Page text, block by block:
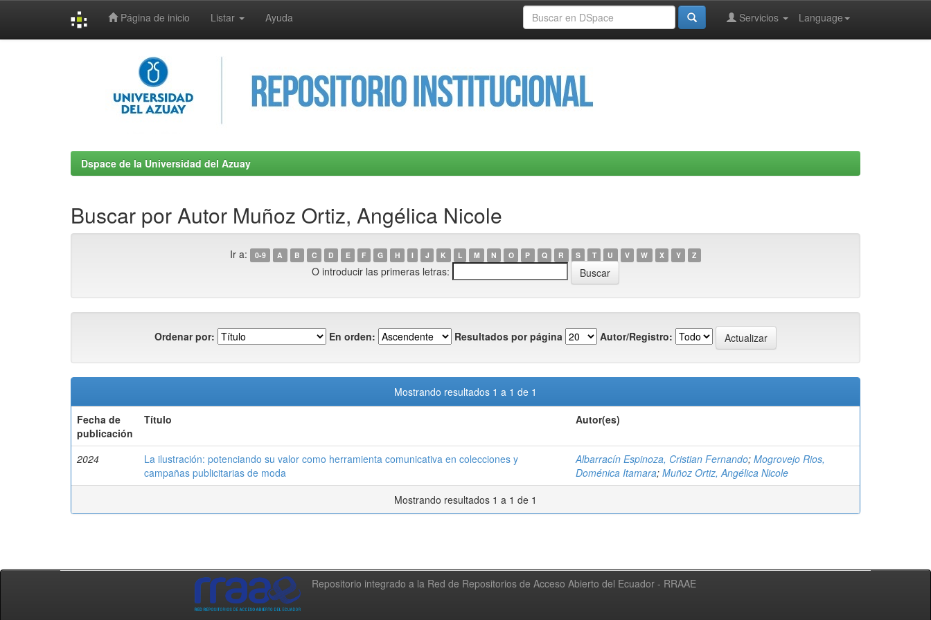
Página de inicio Listar Ayuda Language
Servicios
Dspace de la Universidad del Azuay
Buscar por Autor Muñoz Ortiz, Angélica Nicole
Ir a: 0-9 A B C D E F G H I J K L M N O P Q R S T U V W X Y Z
O introducir las primeras letras:
Ordenar por: En orden: Resultados por página Autor/Registro:
Mostrando resultados 1 a 1 de 1
Fecha de
publicación
Título Autor(es)
2024
La ilustración: potenciando su valor como herramienta comunicativa en colecciones y
campañas publicitarias de moda
Albarracín Espinoza, Cristian Fernando; Mogrovejo Rios,
Doménica Itamara; Muñoz Ortiz, Angélica Nicole
Mostrando resultados 1 a 1 de 1
Repositorio integrado a la Red de Repositorios de Acceso Abierto del Ecuador - RRAAE